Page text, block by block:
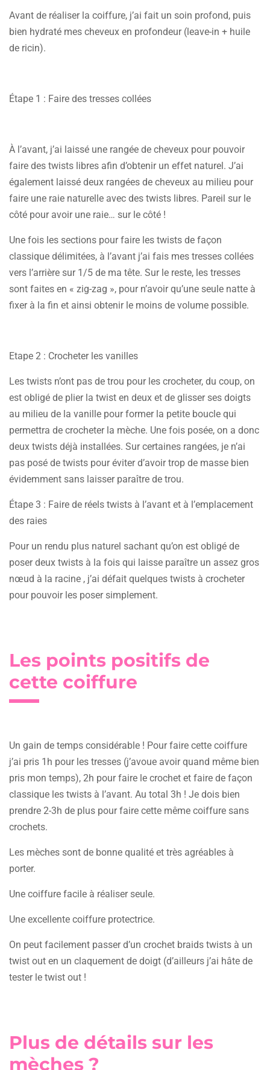
Avant de réaliser la coiffure, j’ai fait un soin profond, puis
bien hydraté mes cheveux en profondeur (leave-in + huile
de ricin).
Étape 1 : Faire des tresses collées
À l’avant, j’ai laissé une rangée de cheveux pour pouvoir
faire des twists libres afin d’obtenir un effet naturel. J’ai
également laissé deux rangées de cheveux au milieu pour
faire une raie naturelle avec des twists libres. Pareil sur le
côté pour avoir une raie… sur le côté !
Une fois les sections pour faire les twists de façon
classique délimitées, à l’avant j’ai fais mes tresses collées
vers l’arrière sur 1/5 de ma tête. Sur le reste, les tresses
sont faites en « zig-zag », pour n’avoir qu’une seule natte à
fixer à la fin et ainsi obtenir le moins de volume possible.
Etape 2 : Crocheter les vanilles
Les twists n’ont pas de trou pour les crocheter, du coup, on
est obligé de plier la twist en deux et de glisser ses doigts
au milieu de la vanille pour former la petite boucle qui
permettra de crocheter la mèche. Une fois posée, on a donc
deux twists déjà installées. Sur certaines rangées, je n’ai
pas posé de twists pour éviter d’avoir trop de masse bien
évidemment sans laisser paraître de trou.
Étape 3 : Faire de réels twists à l’avant et à l’emplacement
des raies
Pour un rendu plus naturel sachant qu’on est obligé de
poser deux twists à la fois qui laisse paraître un assez gros
nœud à la racine , j’ai défait quelques twists à crocheter
pour pouvoir les poser simplement.
Les points positifs de
cette coiffure
Un gain de temps considérable ! Pour faire cette coiffure
j’ai pris 1h pour les tresses (j’avoue avoir quand même bien
pris mon temps), 2h pour faire le crochet et faire de façon
classique les twists à l’avant. Au total 3h ! Je dois bien
prendre 2-3h de plus pour faire cette même coiffure sans
crochets.
Les mèches sont de bonne qualité et très agréables à
porter.
Une coiffure facile à réaliser seule.
Une excellente coiffure protectrice.
On peut facilement passer d’un crochet braids twists à un
twist out en un claquement de doigt (d’ailleurs j’ai hâte de
tester le twist out !
Plus de détails sur les
mèches ?